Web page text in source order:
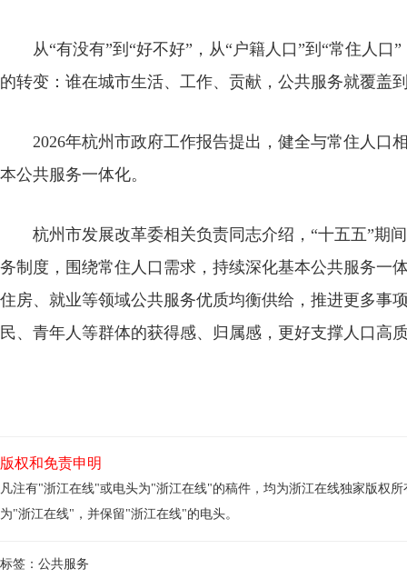
从“有没有”到“好不好”，从“户籍人口”到“常住人口
的转变：谁在城市生活、工作、贡献，公共服务就覆盖
2026年杭州市政府工作报告提出，健全与常住人口
本公共服务一体化。
杭州市发展改革委相关负责同志介绍，“十五五”期
务制度，围绕常住人口需求，持续深化基本公共服务一
住房、就业等领域公共服务优质均衡供给，推进更多事
民、青年人等群体的获得感、归属感，更好支撑人口高
版权和免责申明
凡注有"浙江在线"或电头为"浙江在线"的稿件，均为浙江在线独家版权
为"浙江在线"，并保留"浙江在线"的电头。
标签： 公共服务